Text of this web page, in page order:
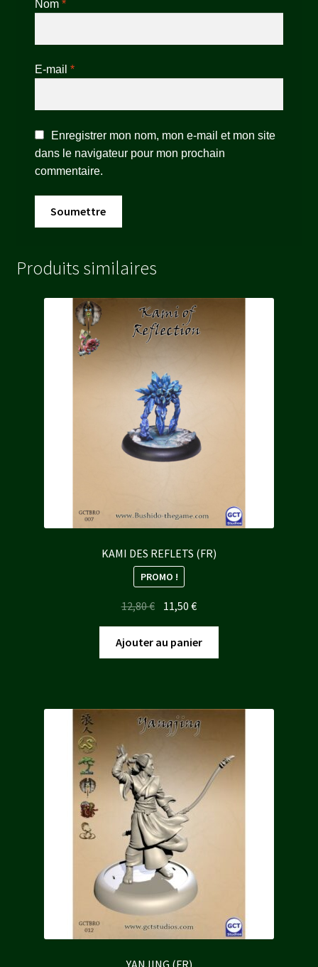
Nom *
E-mail *
Enregistrer mon nom, mon e-mail et mon site
dans le navigateur pour mon prochain
commentaire.
Produits similaires
KAMI DES REFLETS (FR)
PROMO !
12,80€ Le
initial
était :
11,50€Le
actuel
est :
Ajouter au panier